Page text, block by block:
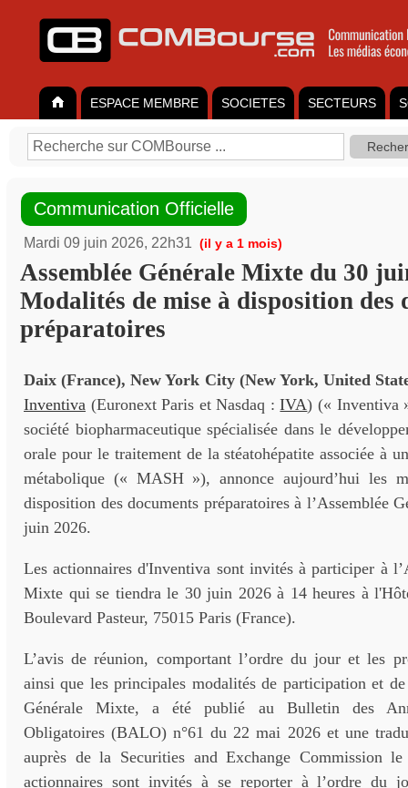
ESPACE MEMBRE SOCIETES SECTEURS
Communication Officielle
Mardi 09 juin 2026, 22h31 (il y a 1 mois)
Assemblée Générale Mixte du 30
Modalités de mise à disposition des
préparatoires
Daix (France),New York City (New York, United
Inventiva (Euronext Paris et Nasdaq :IVA) (« Inventiva
société biopharmaceutique spécialisée dans le
orale pour le traitement de la stéatohépatite associée à
métabolique (« MASH »), annonce aujourd’hui les
disposition des documents préparatoires à l’Assemblée
juin 2026.
Les actionnaires d'Inventiva sont invités à participer à
Mixte qui se tiendra le 30 juin 2026 à 14 heures à
Boulevard Pasteur, 75015 Paris (France).
L’avis de réunion, comportant l’ordre du jour et les
ainsi que les principales modalités de participation et
Générale Mixte, a été publié au Bulletin des
Obligatoires (BALO) n°61 du 22 mai 2026 et une
auprès de la Securities and Exchange Commission
actionnaires sont invités à se reporter à l’ordre du